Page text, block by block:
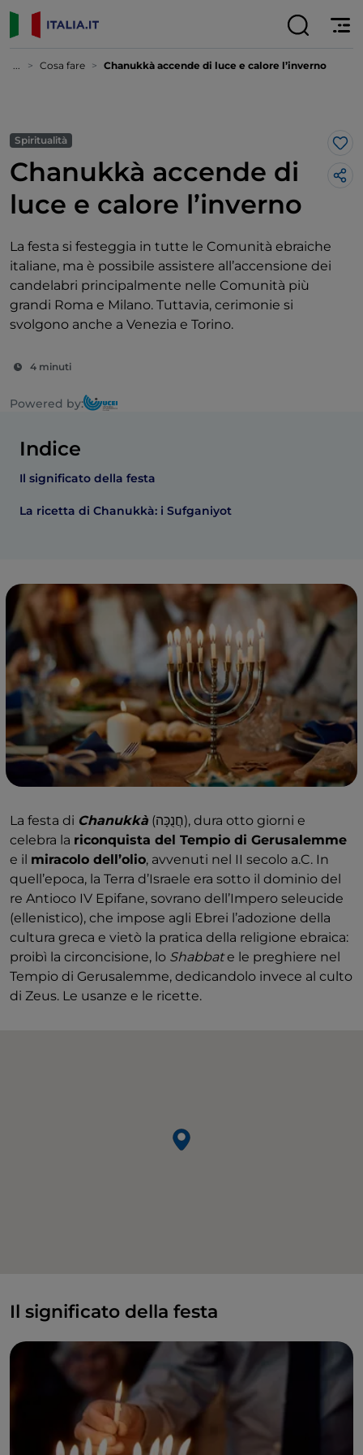
... Cosa fare Chanukkà accende di luce e calore l’inverno
Spiritualità
Chanukkà accende di
luce e calore l’inverno
La festa si festeggia in tutte le Comunità ebraiche
italiane, ma è possibile assistere all’accensione dei
candelabri principalmente nelle Comunità più
grandi Roma e Milano. Tuttavia, cerimonie si
svolgono anche a Venezia e Torino.
4 minuti
Powered by:
Indice
Il significato della festa
La ricetta di Chanukkà: i Sufganiyot
La festa di Chanukkà (חֲנֻכָּה), dura otto giorni e
celebra la riconquista del Tempio di Gerusalemme
e il miracolo dell’olio, avvenuti nel II secolo a.C. In
quell’epoca, la Terra d’Israele era sotto il dominio del
re Antioco IV Epifane, sovrano dell’Impero seleucide
(ellenistico), che impose agli Ebrei l’adozione della
cultura greca e vietò la pratica della religione ebraica:
proibì la circoncisione, lo Shabbate le preghiere nel
Tempio di Gerusalemme, dedicandolo invece al culto
di Zeus. Le usanze e le ricette.
Il significato della festa